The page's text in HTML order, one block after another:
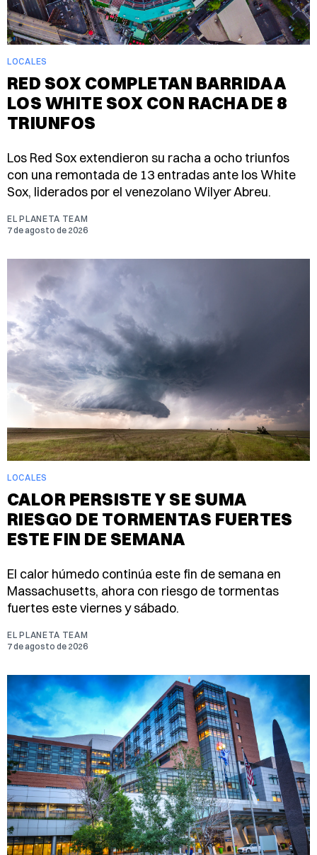
LOCALES
RED SOX COMPLETAN BARRIDA A
LOS WHITE SOX CON RACHA DE 8
TRIUNFOS
Los Red Sox extendieron su racha a ocho triunfos
con una remontada de 13 entradas ante los White
Sox, liderados por el venezolano Wilyer Abreu.
EL PLANETA TEAM
7 de agosto de 2026
LOCALES
CALOR PERSISTE Y SE SUMA
RIESGO DE TORMENTAS FUERTES
ESTE FIN DE SEMANA
El calor húmedo continúa este fin de semana en
Massachusetts, ahora con riesgo de tormentas
fuertes este viernes y sábado.
EL PLANETA TEAM
7 de agosto de 2026